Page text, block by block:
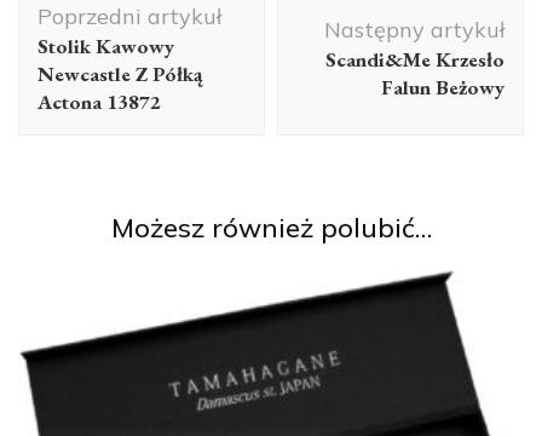
wpisu
Poprzedni artykuł
Stolik Kawowy
Newcastle Z Półką
Actona 13872
Następny artykuł
Scandi&Me Krzesło
Falun Beżowy
Możesz również polubić…